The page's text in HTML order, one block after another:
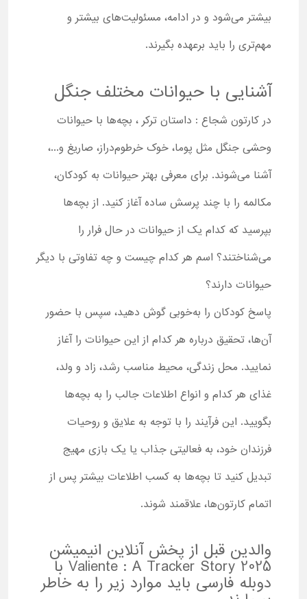
بیشتر می‌شود و در ادامه، مسئولیت‌های بیشتر و
مهم‌تری را باید برعهده بگیرند.
آشنایی با حیوانات مختلف جنگل
در کارتون شجاع : داستان ترکر ، بچه‌ها با حیوانات
وحشی جنگل مثل پوما، خوک خرطوم‌دراز، صاریغ و...،
آشنا می‌شوند. برای معرفی بهتر حیوانات به کودکان،
مکالمه را با چند پرسش ساده آغاز کنید. از بچه‌ها
بپرسید که کدام یک از حیوانات در حال فرار را
می‌شناختند؟ اسم هر کدام چیست و چه تفاوتی با دیگر
حیوانات دارند؟
پاسخ کودکان را به‌خوبی گوش دهید، سپس با حضور
آن‌ها، تحقیق درباره هر کدام از این حیوانات را آغاز
نمایید. محل زندگی، محیط مناسب رشد، زاد و ولد،
غذای هر کدام و انواع اطلاعات جالب را به بچه‌ها
بگویید. این فرآیند را با توجه به علایق و روحیات
فرزندان خود، به فعالیتی جذاب یا یک بازی مهیج
تبدیل کنید تا بچه‌ها به کسب اطلاعات بیشتر پس از
اتمام کارتون‌ها، علاقمند شوند.
والدین قبل از پخش آنلاین انیمیشن
Valiente : A Tracker Story 2025 با
دوبله فارسی باید موارد زیر را به خاطر